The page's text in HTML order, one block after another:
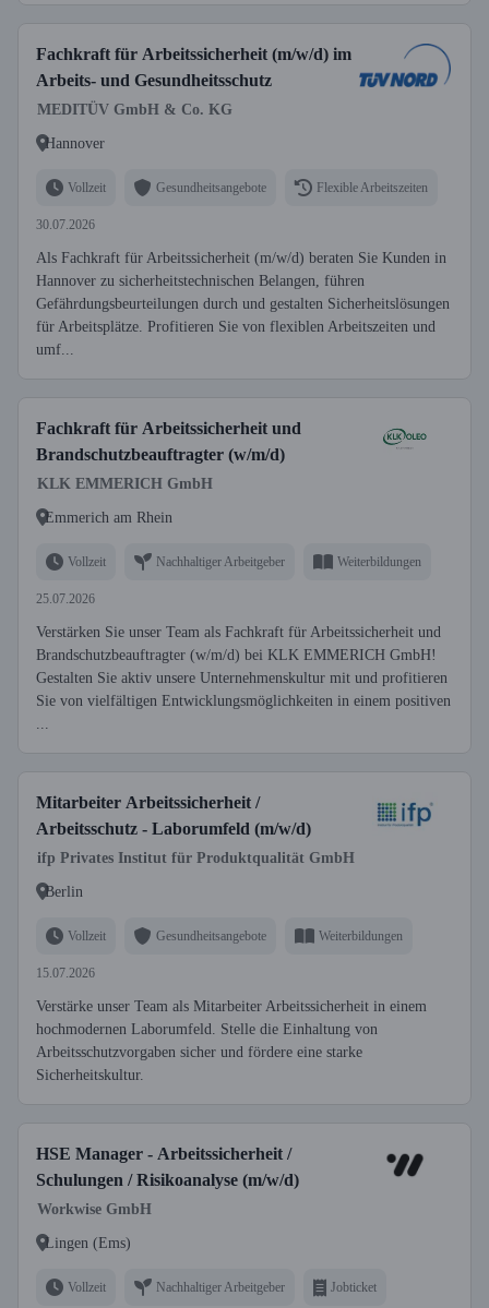
Fachkraft für Arbeitssicherheit (m/w/d) im
Arbeits- und Gesundheitsschutz
MEDITÜV GmbH & Co. KG
Hannover
Vollzeit Gesundheitsangebote Flexible Arbeitszeiten
30.07.2026
Als Fachkraft für Arbeitssicherheit (m/w/d) beraten Sie Kunden in
Hannover zu sicherheitstechnischen Belangen, führen
Gefährdungsbeurteilungen durch und gestalten Sicherheitslösungen
für Arbeitsplätze. Profitieren Sie von flexiblen Arbeitszeiten und
umf...
Fachkraft für Arbeitssicherheit und
Brandschutzbeauftragter (w/m/d)
KLK EMMERICH GmbH
Emmerich am Rhein
Vollzeit Nachhaltiger Arbeitgeber Weiterbildungen
25.07.2026
Verstärken Sie unser Team als Fachkraft für Arbeitssicherheit und
Brandschutzbeauftragter (w/m/d) bei KLK EMMERICH GmbH!
Gestalten Sie aktiv unsere Unternehmenskultur mit und profitieren
Sie von vielfältigen Entwicklungsmöglichkeiten in einem positiven
...
Mitarbeiter Arbeitssicherheit /
Arbeitsschutz - Laborumfeld (m/w/d)
ifp Privates Institut für Produktqualität GmbH
Berlin
Vollzeit Gesundheitsangebote Weiterbildungen
15.07.2026
Verstärke unser Team als Mitarbeiter Arbeitssicherheit in einem
hochmodernen Laborumfeld. Stelle die Einhaltung von
Arbeitsschutzvorgaben sicher und fördere eine starke
Sicherheitskultur.
HSE Manager - Arbeitssicherheit /
Schulungen / Risikoanalyse (m/w/d)
Workwise GmbH
Lingen (Ems)
Vollzeit Nachhaltiger Arbeitgeber Jobticket